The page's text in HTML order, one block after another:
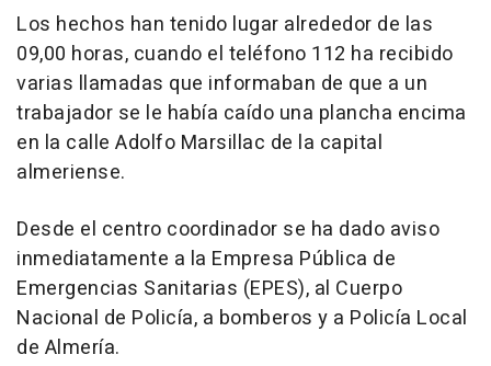
Los hechos han tenido lugar alrededor de las
09,00 horas, cuando el teléfono 112 ha recibido
varias llamadas que informaban de que a un
trabajador se le había caído una plancha encima
en la calle Adolfo Marsillac de la capital
almeriense.
Desde el centro coordinador se ha dado aviso
inmediatamente a la Empresa Pública de
Emergencias Sanitarias (EPES), al Cuerpo
Nacional de Policía, a bomberos y a Policía Local
de Almería.